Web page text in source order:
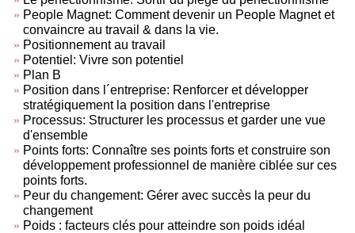
People Magnet: Comment devenir un People Magnet et
convaincre au travail & dans la vie.
Positionnement au travail
Potentiel: Vivre son potentiel
Plan B
Position dans l´entreprise: Renforcer et développer
stratégiquement la position dans l'entreprise
Processus: Structurer les processus et garder une vue
d'ensemble
Points forts: Connaître ses points forts et construire son
développement professionnel de manière ciblée sur ces
points forts.
Peur du changement: Gérer avec succès la peur du
changement
Poids : facteurs clés pour atteindre son poids idéal